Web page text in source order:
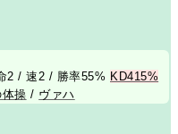
2 / 速2 / 勝率55% KD415%
操 / ヴァハ